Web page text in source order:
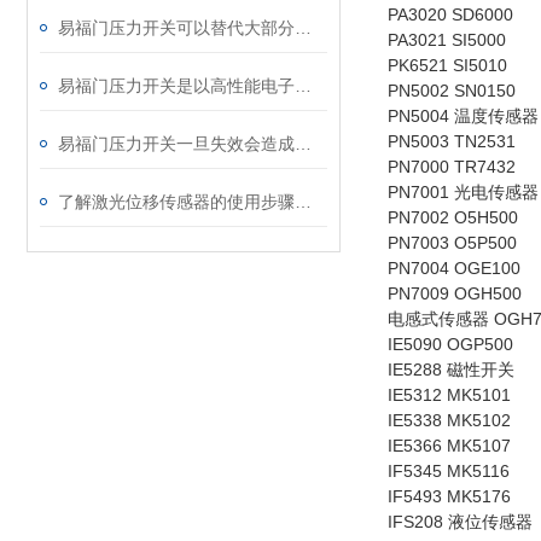
PA3020 SD6000
PA3021 SI5000
PK6521 SI5010
PN5002 SN0150
PN5004 温度传感器
PN5003 TN2531
PN7000 TR7432
PN7001 光电传感器
PN7002 O5H500
PN7003 O5P500
PN7004 OGE100
PN7009 OGH500
电感式传感器
IE5090 OGP500
IE5288 磁性开关
IE5312 MK5101
IE5338 MK5102
IE5366 MK5107
IF5345 MK5116
IF5493 MK5176
IFS208 液位传感器